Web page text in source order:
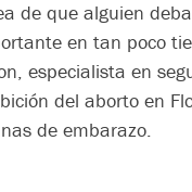
de que alguien
en tan poco
especialista en
del aborto en
de embarazo.